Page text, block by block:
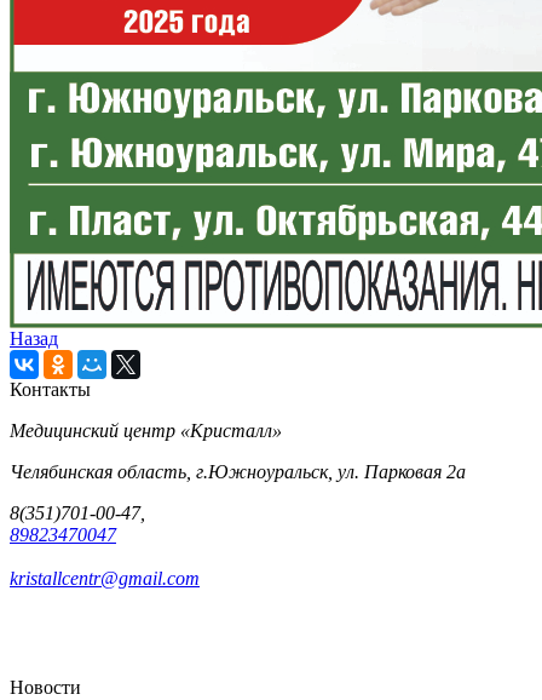
Назад
Контакты
Медицинский центр «Кристалл»
Челябинская область, г.Южноуральск, ул. Парковая 2а
8(351)701-00-47,
89823470047
kristallcentr@gmail.com
Новости